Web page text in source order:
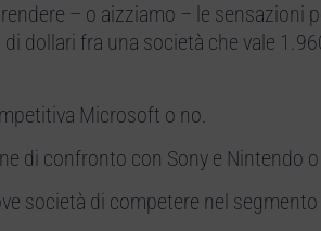
– o aizziamo – le sensazioni
dollari fra una società che vale
Microsoft o no.
di confronto con Sony e Nintendo
società di competere nel